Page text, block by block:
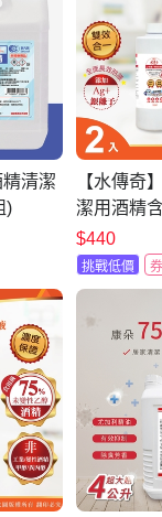
清潔
)
【水傳奇
潔用酒精
液補充瓶
$440
挑戰低價 券